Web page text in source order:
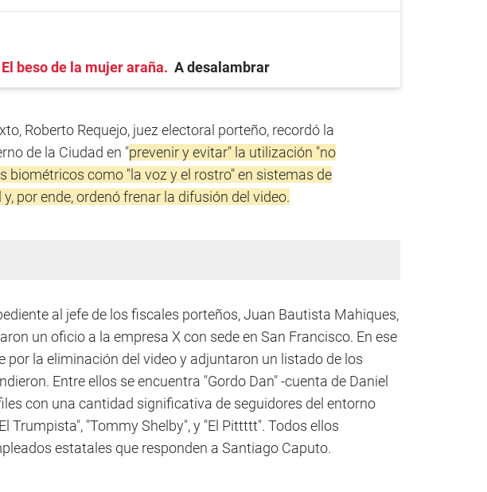
El beso de la mujer araña A desalambrar
Roberto Requejo, juez electoral porteño, recordó la
de la Ciudad en "prevenir y evitar" la utilización "no
biométricos como "la voz y el rostro" en sistemas de
por ende, ordenó frenar la difusión del video.
al jefe de los fiscales porteños, Juan Bautista Mahiques,
un oficio a la empresa X con sede en San Francisco. En ese
por la eliminación del video y adjuntaron un listado de los
Entre ellos se encuentra "Gordo Dan" -cuenta de Daniel
con una cantidad significativa de seguidores del entorno
Trumpista", "Tommy Shelby", y "El Pittttt". Todos ellos
estatales que responden a Santiago Caputo.